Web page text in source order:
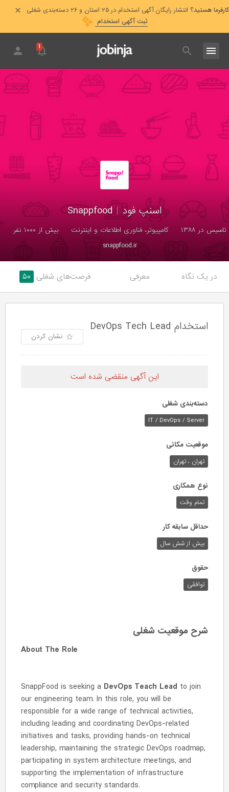
کارفرما هستید؟ انتشار رایگان آگهی استخدام در ۲۵ استان و ۲۶ دسته‌بندی شغلی
ثبت آگهی استخدام
۱
اسنپ فود|
Snappfood
تاسیس در ۱۳۸۸ کامپیوتر، فناوری اطلاعات و اینترنت
بیش از ۱۰۰۰ نفر
snappfood.ir
در یک نگاه معرفی فرصت‌های شغلی ۵۰
استخدام DevOps Tech Lead
نشان کردن
این آگهی منقضی شده است
دسته‌بندی شغلی
IT / DevOps / Server
موقعیت مکانی
تهران ، تهران
نوع همکاری
تمام وقت
حداقل سابقه کار
بیش از شش سال
حقوق
توافقی
شرح موقعیت شغلی
About The Role
SnappFood is seeking a DevOps Teach Lead to join
our engineering team. In this role, you will be
responsible for a wide range of technical activities,
including leading and coordinating DevOps-related
initiatives and tasks, providing hands-on technical
leadership, maintaining the strategic DevOps roadmap,
participating in system architecture meetings, and
supporting the implementation of infrastructure
compliance and security standards.